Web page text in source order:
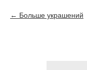
Больше украшений